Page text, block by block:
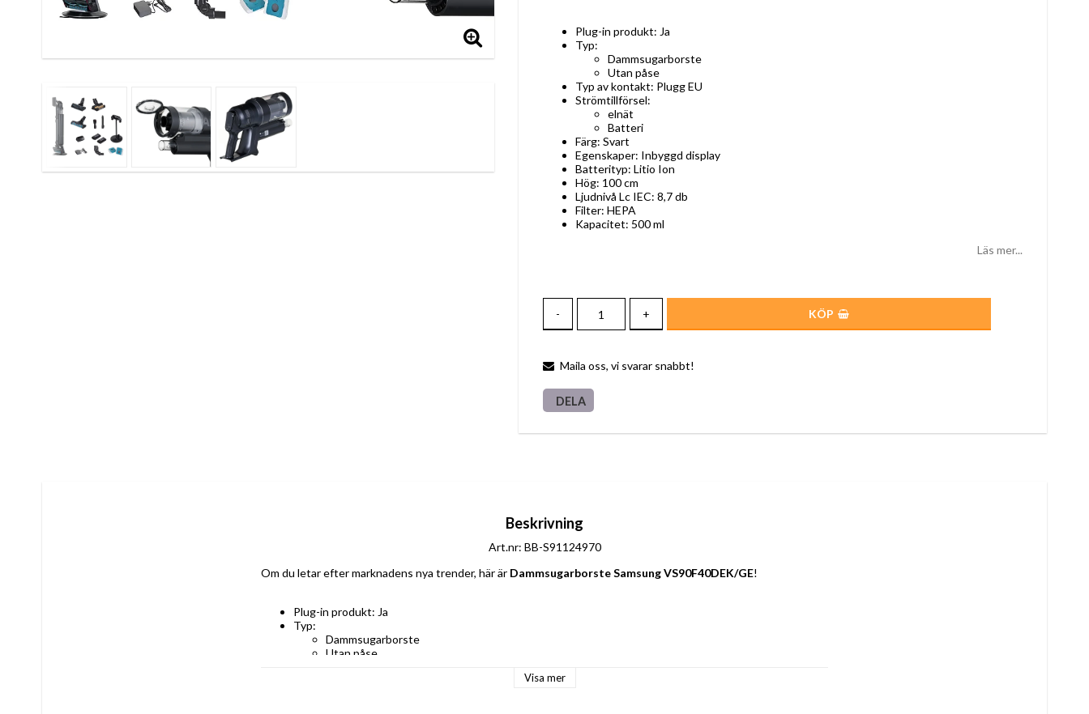
Plug-in produkt: Ja
Typ:
Dammsugarborste
Utan påse
Typ av kontakt: Plugg EU
Strömtillförsel:
elnät
Batteri
Färg: Svart
Egenskaper: Inbyggd display
Batterityp: Litio Ion
Hög: 100 cm
Ljudnivå Lc IEC: 8,7 db
Filter: HEPA
Kapacitet: 500 ml
Läs mer...
- + KÖP
Maila oss, vi svarar snabbt!
DELA
Beskrivning
Art.nr: BB-S91124970
Om du letar efter marknadens nya trender, här är Dammsugarborste Samsung VS90F40DEK/GE!
Plug-in produkt: Ja
Typ:
Dammsugarborste
Utan påse
Visa mer